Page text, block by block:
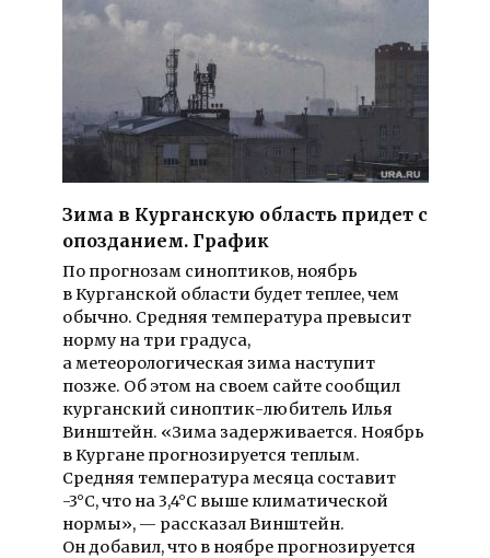
Зима в Курганскую область придет с
опозданием. График
По прогнозам синоптиков, ноябрь
в Курганской области будет теплее, чем
обычно. Средняя температура превысит
норму на три градуса,
а метеорологическая зима наступит
позже. Об этом на своем сайте сообщил
курганский синоптик-любитель Илья
Винштейн. «Зима задерживается. Ноябрь
в Кургане прогнозируется теплым.
Средняя температура месяца составит
-3°C, что на 3,4°C выше климатической
нормы», — рассказал Винштейн.
Он добавил, что в ноябре прогнозируется